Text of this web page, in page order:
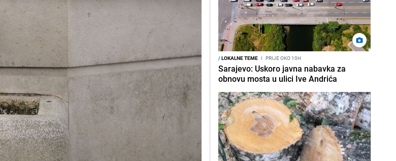
/LOKALNE TEME I PRIJE OKO 10H
Sarajevo: Uskoro javna nabavka za
obnovu mosta u ulici Ive Andrića